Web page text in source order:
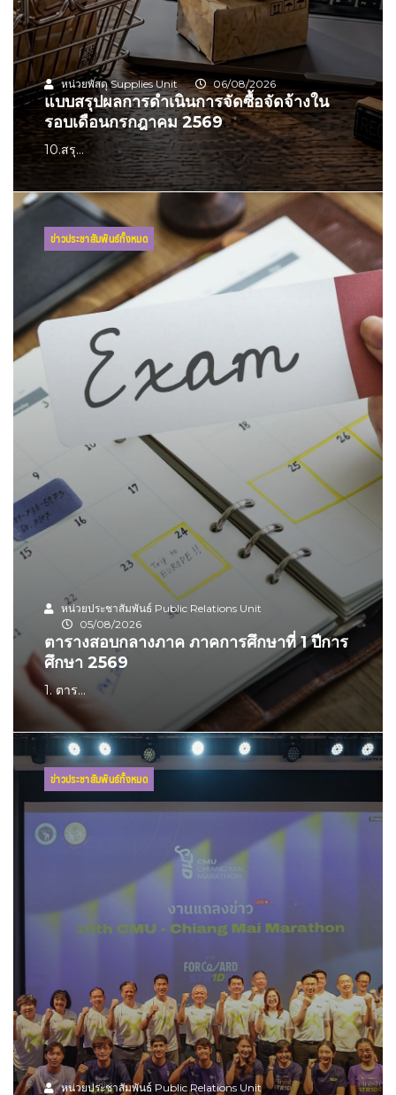
หน่วยพัสดุ Supplies Unit 06/08/2026
แบบสรุปผลการดำเนินการจัดซื้อจัดจ้างใน
รอบเดือนกรกฎาคม 2569
10.สรุ...
ข่าวประชาสัมพันธ์ทั้งหมด
หน่วยประชาสัมพันธ์ Public Relations Unit
05/08/2026
ตารางสอบกลางภาค ภาคการศึกษาที่ 1 ปีการ
ศึกษา 2569
1. ตาร...
ข่าวประชาสัมพันธ์ทั้งหมด
หน่วยประชาสัมพันธ์ Public Relations Unit